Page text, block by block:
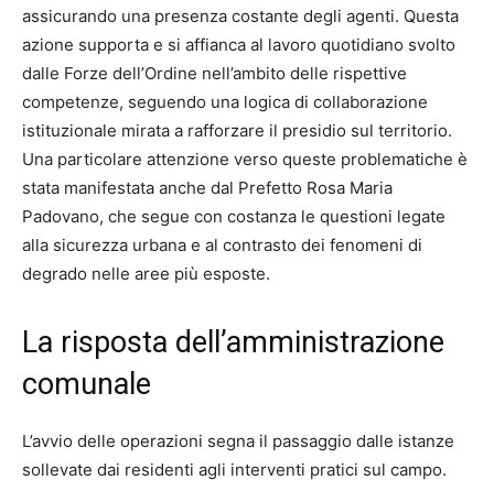
assicurando una presenza costante degli agenti. Questa
azione supporta e si affianca al lavoro quotidiano svolto
dalle Forze dell’Ordine nell’ambito delle rispettive
competenze, seguendo una logica di collaborazione
istituzionale mirata a rafforzare il presidio sul territorio.
Una particolare attenzione verso queste problematiche è
stata manifestata anche dal Prefetto Rosa Maria
Padovano, che segue con costanza le questioni legate
alla sicurezza urbana e al contrasto dei fenomeni di
degrado nelle aree più esposte.
La risposta dell’amministrazione
comunale
L’avvio delle operazioni segna il passaggio dalle istanze
sollevate dai residenti agli interventi pratici sul campo.